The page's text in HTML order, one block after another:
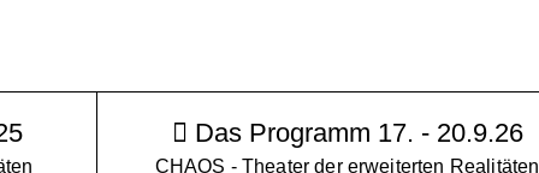
Das Programm 17. - 20.9.26
CHAOS - Theater der erweiterten Realitäten